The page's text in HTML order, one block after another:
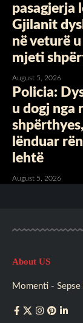
pasagjerja
Gjilanit
në veturë
mjeti
August 5, 2026
Policia:
u dogj nga
lënduar
lehtë
August 5, 2026
About US
Momenti - Sepse